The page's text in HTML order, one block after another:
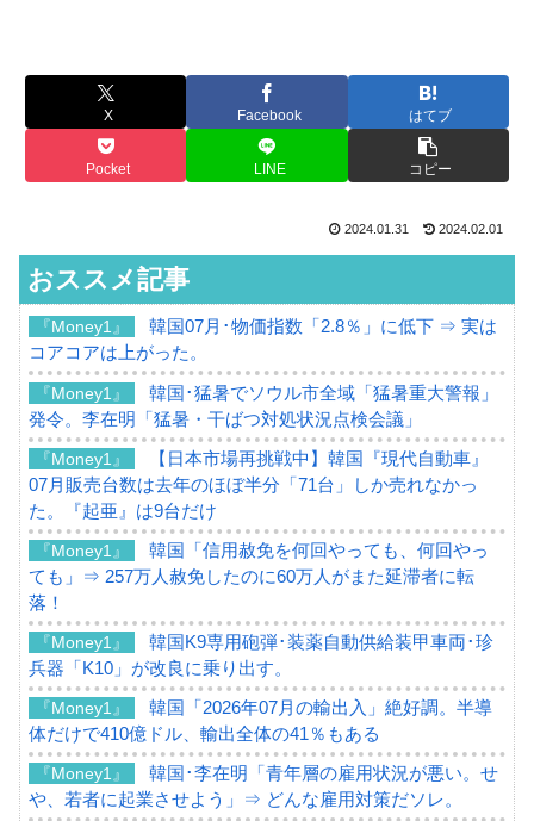
X Facebook はてブ
Pocket LINE コピー
2024.01.31 2024.02.01
おススメ記事
『Money1』
韓国07月･物価指数「2.8％」に低下 ⇒ 実は
コアコアは上がった。
『Money1』
韓国･猛暑でソウル市全域「猛暑重大警報」
発令。李在明「猛暑・干ばつ対処状況点検会議」
『Money1』
【日本市場再挑戦中】韓国『現代自動車』
07月販売台数は去年のほぼ半分「71台」しか売れなかっ
た。『起亜』は9台だけ
『Money1』
韓国「信用赦免を何回やっても、何回やっ
ても」⇒ 257万人赦免したのに60万人がまた延滞者に転
落！
『Money1』
韓国K9専用砲弾･装薬自動供給装甲車両･珍
兵器「K10」が改良に乗り出す。
『Money1』
韓国「2026年07月の輸出入」絶好調。半導
体だけで410億ドル、輸出全体の41％もある
『Money1』
韓国･李在明「青年層の雇用状況が悪い。せ
や、若者に起業させよう」⇒ どんな雇用対策だソレ。